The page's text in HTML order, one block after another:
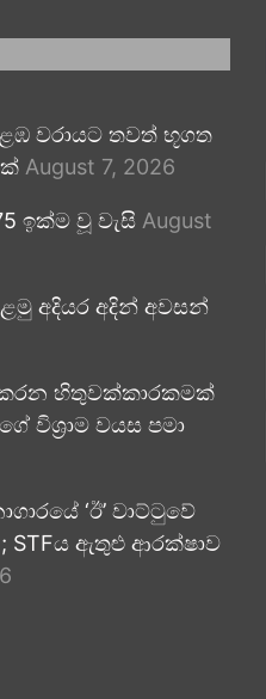
වරායට තවත් භූගත
August 7, 2026
ඉක්ම වූ වැසි August
අදියර අදින් අවසන්
කරන හිතුවක්කාරකමක්
වයස පමා
‘ඊ’ වාට්ටුවේ
ඇතුළු ආරක්ෂාව